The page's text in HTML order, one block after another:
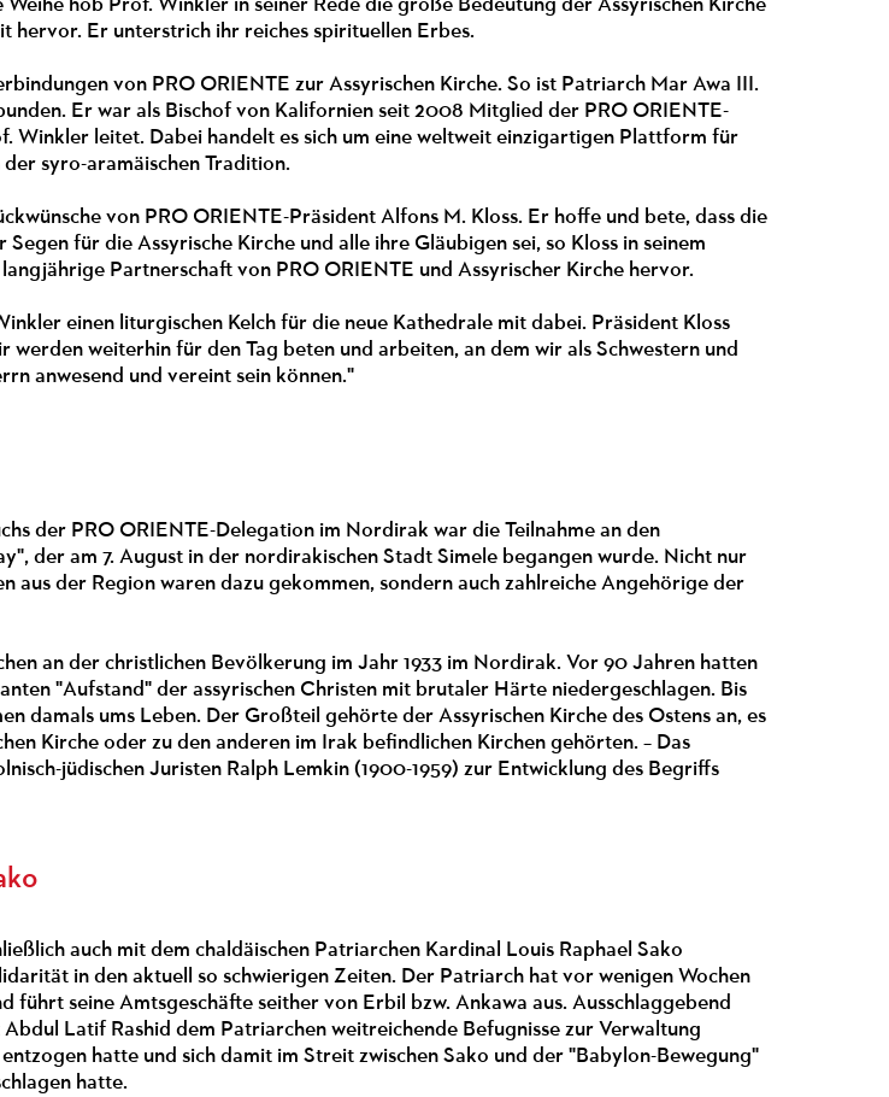
hob Prof. Winkler in seiner Rede die große Bedeutung der Assyrischen Kirche
hervor. Er unterstrich ihr reiches spirituellen Erbes.
von PRO ORIENTE zur Assyrischen Kirche. So ist Patriarch Mar Awa III.
Er war als Bischof von Kalifornien seit 2008 Mitglied der PRO ORIENTE-
Winkler leitet. Dabei handelt es sich um eine weltweit einzigartigen Plattform für
syro-aramäischen Tradition.
von PRO ORIENTE-Präsident Alfons M. Kloss. Er hoffe und bete, dass die
für die Assyrische Kirche und alle ihre Gläubigen sei, so Kloss in seinem
Partnerschaft von PRO ORIENTE und Assyrischer Kirche hervor.
einen liturgischen Kelch für die neue Kathedrale mit dabei. Präsident Kloss
werden weiterhin für den Tag beten und arbeiten, an dem wir als Schwestern und
anwesend und vereint sein können."
der PRO ORIENTE-Delegation im Nordirak war die Teilnahme an den
der am 7. August in der nordirakischen Stadt Simele begangen wurde. Nicht nur
aus der Region waren dazu gekommen, sondern auch zahlreiche Angehörige der
an der christlichen Bevölkerung im Jahr 1933 im Nordirak. Vor 90 Jahren hatten
"Aufstand" der assyrischen Christen mit brutaler Härte niedergeschlagen. Bis
damals ums Leben. Der Großteil gehörte der Assyrischen Kirche des Ostens an, es
Kirche oder zu den anderen im Irak befindlichen Kirchen gehörten. – Das
jüdischen Juristen Ralph Lemkin (1900-1959) zur Entwicklung des Begriffs
auch mit dem chaldäischen Patriarchen Kardinal Louis Raphael Sako
in den aktuell so schwierigen Zeiten. Der Patriarch hat vor wenigen Wochen
führt seine Amtsgeschäfte seither von Erbil bzw. Ankawa aus. Ausschlaggebend
Latif Rashid dem Patriarchen weitreichende Befugnisse zur Verwaltung
hatte und sich damit im Streit zwischen Sako und der "Babylon-Bewegung"
hatte.